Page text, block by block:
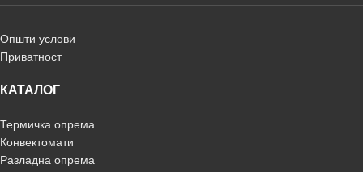
Општи услови
Приватност
КАТАЛОГ
Термичка опрема
Конвектомати
Разладна опрема